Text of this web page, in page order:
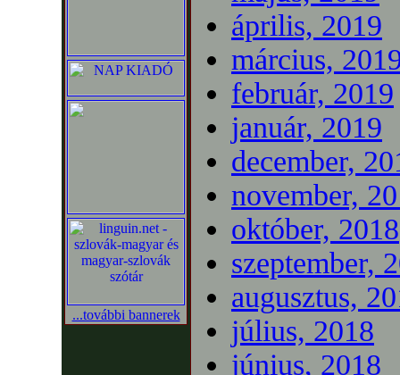
...további bannerek
április, 2019
március,
február, 2019
január, 2019
december,
november,
október, 2018
szeptember,
augusztus,
július, 2018
június, 2018